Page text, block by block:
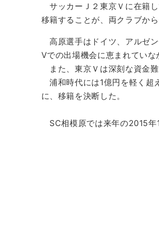
サッカーＪ２東京Ｖに在籍
移籍することが、両クラブか
高原選手はドイツ、アルゼ
Vでの出場機会に恵まれていな
また、東京Ｖは深刻な資金
浦和時代には1億円を軽く超
に、移籍を決断した。
SC相模原では来年の2015年